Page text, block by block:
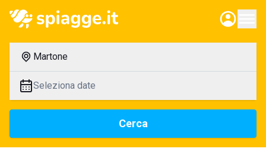
Martone
Seleziona date
Cerca